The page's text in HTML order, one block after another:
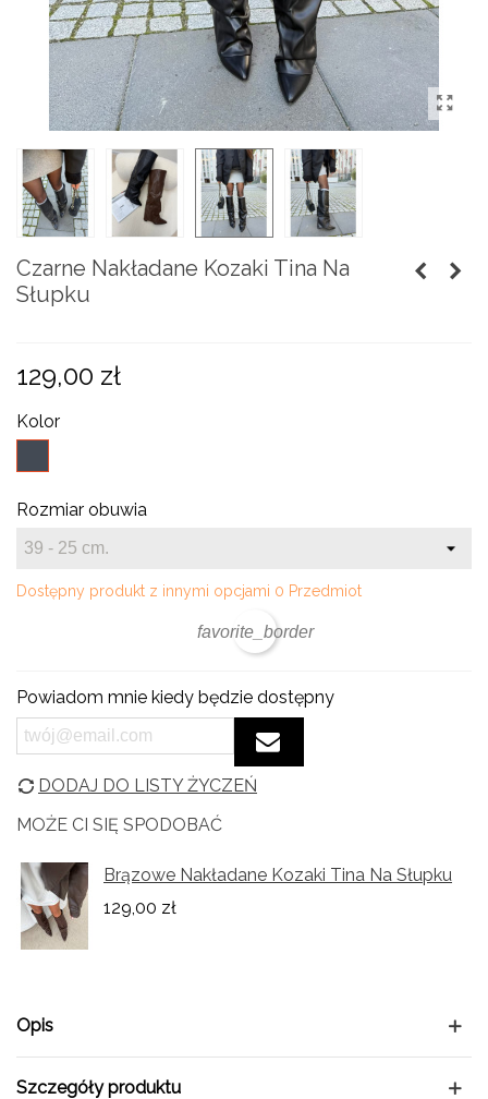
Czarne Nakładane Kozaki Tina Na
Słupku
129,00 zł
Kolor
Rozmiar obuwia
Dostępny produkt z innymi opcjami 0 Przedmiot
favorite_border
Powiadom mnie kiedy będzie dostępny
DODAJ DO LISTY ŻYCZEŃ
MOŻE CI SIĘ SPODOBAĆ
Brązowe Nakładane Kozaki Tina Na Słupku
129,00 zł
Opis
Szczegóły produktu